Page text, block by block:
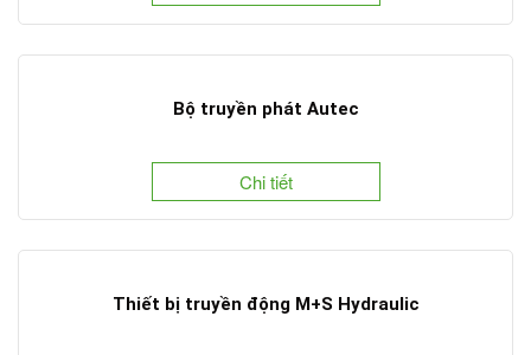
Bộ truyền phát Autec
Chi tiết
Thiết bị truyền động M+S Hydraulic